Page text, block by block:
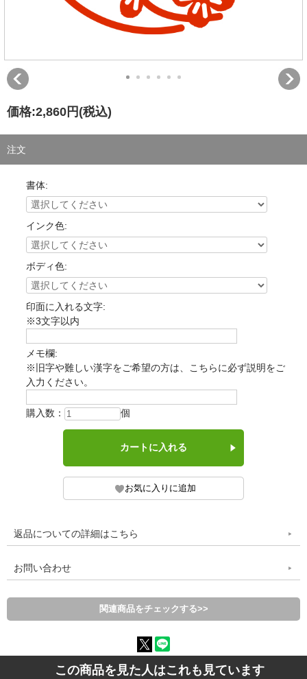
価格:2,860円 (税込)
注文
書体:
インク色:
ボディ色:
印面に入れる文字:
※3文字以内
メモ欄:
※旧字や難しい漢字をご希望の方は、こちらに必ず説明をご
入力ください。
購入数： 個
返品についての詳細はこちら
お問い合わせ
関連商品をチェックする>>
この商品を見た人はこれも見ています